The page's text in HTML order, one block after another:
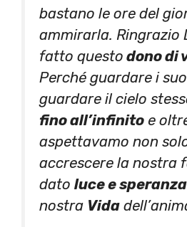
bastano le ore del
ammirarla. Ringrazio
fatto questo dono di
Perché guardare i
guardare il cielo
fino all’infinito e
aspettavamo non
accrescere la nostra
dato luce e speranza
nostra Vida